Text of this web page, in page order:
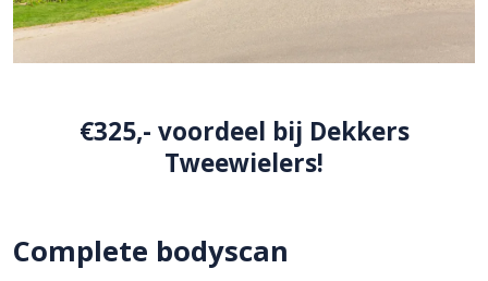
€325,- voordeel bij Dekkers
Tweewielers!
Complete bodyscan